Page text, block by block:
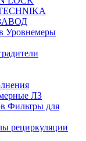
ЗАВОД
Уровнемеры
ЛЗ
Фильтры для
рециркуляции